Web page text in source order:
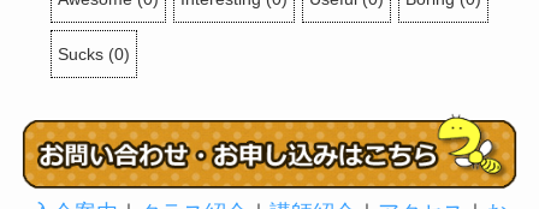
Sucks (0)